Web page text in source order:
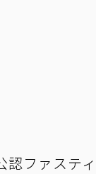
認ファステ